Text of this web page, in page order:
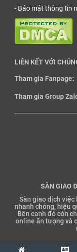
- Bảo mật thông tin
LIÊN KẾT VỚI
Tham gia Fanpage:
Tham gia Group
SÀN GIAO
Sàn giao dịch việc
nhanh chóng, hiệu
Bên cạnh đó còn
online ấn tượng và